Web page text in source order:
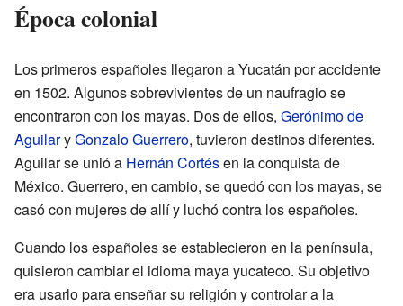
Época colonial
Los primeros españoles llegaron a Yucatán por accidente
en 1502. Algunos sobrevivientes de un naufragio se
encontraron con los mayas. Dos de ellos, Gerónimo de
AguilaryGonzalo Guerrero, tuvieron destinos diferentes.
Aguilar se unió a Hernán Cortésen la conquista de
México. Guerrero, en cambio, se quedó con los mayas, se
casó con mujeres de allí y luchó contra los españoles.
Cuando los españoles se establecieron en la península,
quisieron cambiar el idioma maya yucateco. Su objetivo
era usarlo para enseñar su religión y controlar a la